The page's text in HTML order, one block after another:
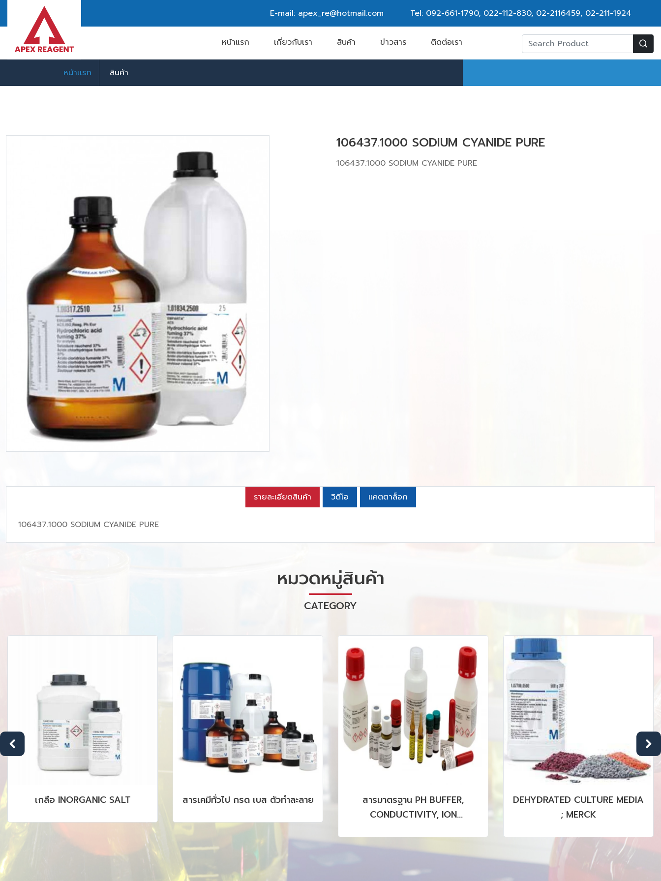
E-mail: apex_re@hotmail.com Tel: 092-661-1790, 022-112-830, 02-2116459, 02-211-1924
หน้าแรก เกี่ยวกับเรา สินค้า ข่าวสาร ติดต่อเรา
หน้าเเรก สินค้า
106437.1000 SODIUM CYANIDE PURE
106437.1000 SODIUM CYANIDE PURE
รายละเอียดสินค้า วิดีโอ แคตตาล็อก
106437.1000 SODIUM CYANIDE PURE
หมวดหมู่สินค้า
CATEGORY
สารเคมีทั่วไป กรด เบส ตัวทำละลาย
สารมาตรฐาน PH BUFFER,
CHROMATOGRAPHY, HPLC, GC,
AAS, ICP รวมถึง CRM, SRM
PRODUCTS
DEHYDRATED CULTURE MEDIA
; MERCK
ANALYTICAL AND SAMPLE
PREPARATION, MCE, PTFE,
NON STERILE)